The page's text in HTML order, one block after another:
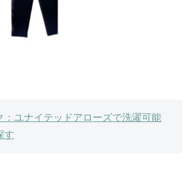
ユナイテッドアローズで洗濯可能
す